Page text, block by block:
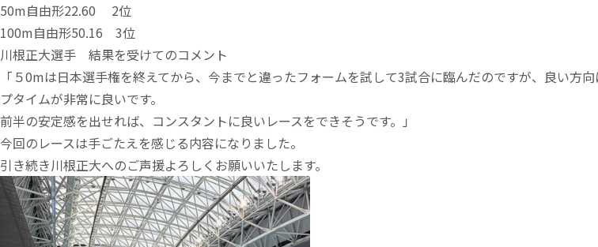
50m自由形22.60 2位
100m自由形50.16 3位
川根正大選手 結果を受けてのコメント
「５0mは日本選手権を終えてから、今までと違ったフォームを試して3試合に臨んだのですが、良い方
プタイムが非常に良いです。
前半の安定感を出せれば、コンスタントに良いレースをできそうです。」
今回のレースは手ごたえを感じる内容になりました。
引き続き川根正大へのご声援よろしくお願いいたします。